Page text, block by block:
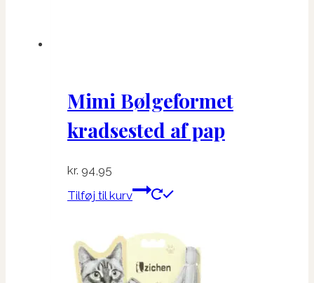
Mimi Bølgeformet
kradsested af pap
kr. 94,95
Tilføj til kurv